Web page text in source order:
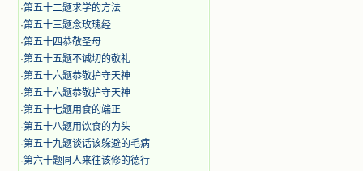
·第五十二题求学的方法
·第五十三题念玫瑰经
·第五十四恭敬圣母
·第五十五题不诚切的敬礼
·第五十六题恭敬护守天神
·第五十六题恭敬护守天神
·第五十七题用食的端正
·第五十八题用饮食的为头
·第五十九题谈话该躲避的毛病
·第六十题同人来往该修的德行